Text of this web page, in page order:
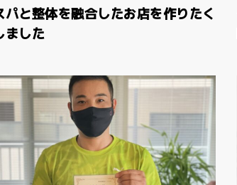
パと整体を融合したお店を作りたく
ました